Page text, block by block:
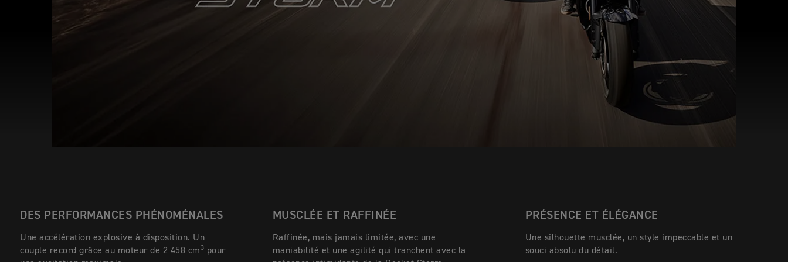
DES PERFORMANCES PHÉNOMÉNALES
Une accélération explosive à disposition. Un
couple record grâce au moteur de 2 458 cm3 pour
MUSCLÉE ET RAFFINÉE
Raffinée, mais jamais limitée, avec une
maniabilité et une agilité qui tranchent avec la
PRÉSENCE ET ÉLÉGANCE
Une silhouette musclée, un style impeccable et un
souci absolu du détail.